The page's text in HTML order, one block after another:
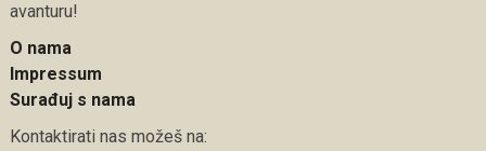
avanturu!
O nama
Impressum
Surađuj s nama
Kontaktirati nas možeš na: